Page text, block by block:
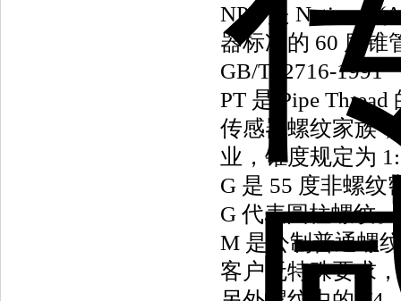
NPT 是 National
器标准的 60 度锥
GB/T12716-1991
PT 是 Pipe
传感器螺纹家族
业，锥度规定为
G 是 55 度非螺纹
G 代表圆柱螺纹
M 是公制普通螺
客户无特殊要求